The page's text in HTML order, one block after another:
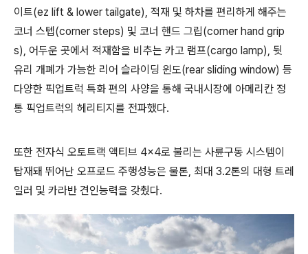
이트(ez lift & lower tailgate), 적재 및 하차를 편리하게 해주는
코너 스텝(corner steps) 및 코너 핸드 그립(corner hand grip
s), 어두운 곳에서 적재함을 비추는 카고 램프(cargo lamp), 뒷
유리 개폐가 가능한 리어 슬라이딩 윈도(rear sliding window) 등
다양한 픽업트럭 특화 편의 사양을 통해 국내시장에 아메리칸 정
통 픽업트럭의 헤리티지를 전파했다.
또한 전자식 오토트랙 액티브 4×4로 불리는 사륜구동 시스템이
탑재돼 뛰어난 오프로드 주행성능은 물론, 최대 3.2톤의 대형 트레
일러 및 카라반 견인능력을 갖췄다.